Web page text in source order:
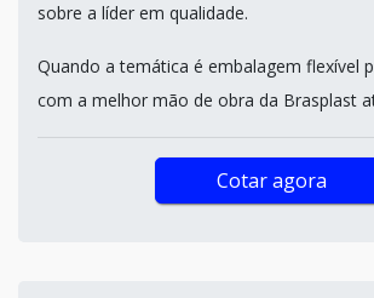
sobre a líder em qualidade.
Quando a temática é embalagem flexível
com a melhor mão de obra da Brasplast
Cotar agora